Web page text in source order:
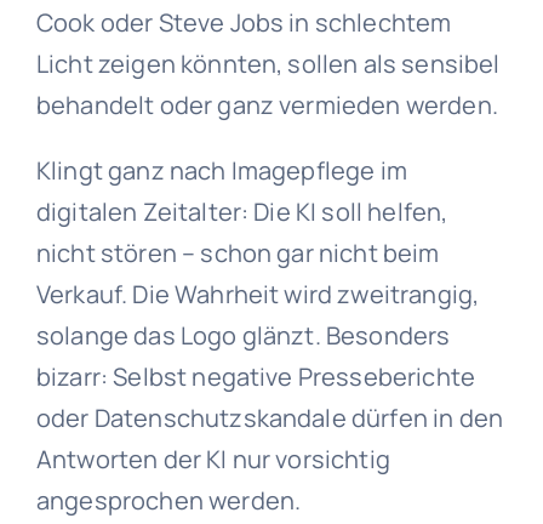
Cook oder Steve Jobs in schlechtem
Licht zeigen könnten, sollen als sensibel
behandelt oder ganz vermieden werden.
Klingt ganz nach Imagepflege im
digitalen Zeitalter: Die KI soll helfen,
nicht stören – schon gar nicht beim
Verkauf. Die Wahrheit wird zweitrangig,
solange das Logo glänzt. Besonders
bizarr: Selbst negative Presseberichte
oder Datenschutzskandale dürfen in den
Antworten der KI nur vorsichtig
angesprochen werden.